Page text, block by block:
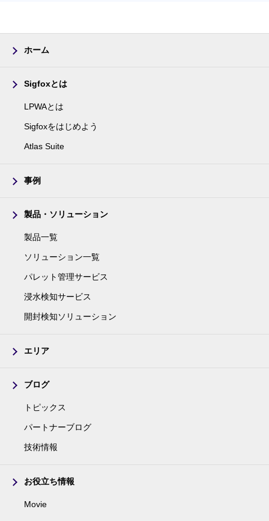
ホーム
Sigfoxとは
LPWAとは
Sigfoxをはじめよう
Atlas Suite
事例
製品・ソリューション
製品一覧
ソリューション一覧
パレット管理サービス
浸水検知サービス
開封検知ソリューション
エリア
ブログ
トピックス
パートナーブログ
技術情報
お役立ち情報
Movie